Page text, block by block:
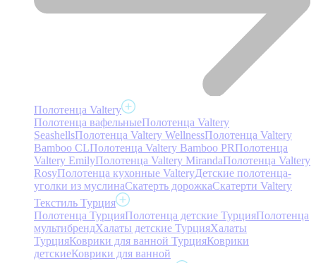
Полотенца Valtery
Полотенца вафельныеПолотенца Valtery
SeashellsПолотенца Valtery WellnessПолотенца Valtery
Bamboo CLПолотенца Valtery Bamboo PRПолотенца
Valtery EmilyПолотенца Valtery MirandaПолотенца Valtery
RosyПолотенца кухонные ValteryДетские полотенца-
уголки из муслинаСкатерть дорожкаСкатерти Valtery
Текстиль Турция
Полотенца ТурцияПолотенца детские ТурцияПолотенца
мультибрендХалаты детские ТурцияХалаты
ТурцияКоврики для ванной ТурцияКоврики
детскиеКоврики для ванной